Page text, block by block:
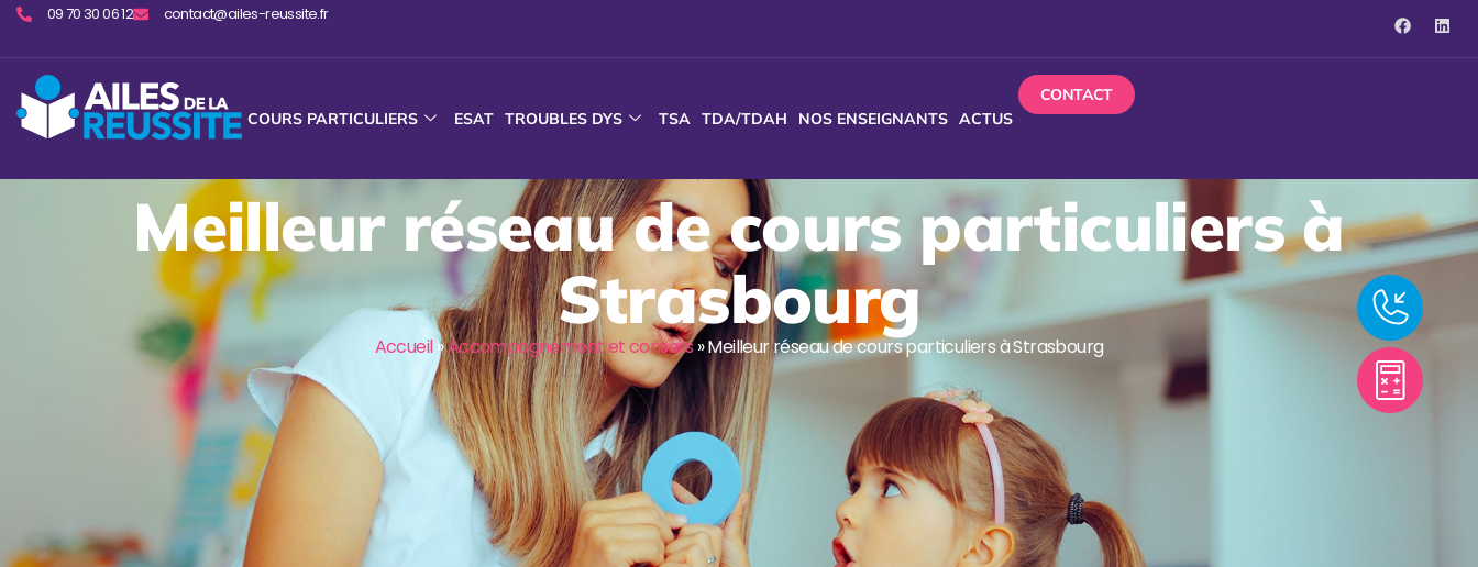
09 70 30 06 12 contact@ailes-reussite.fr
COURS PARTICULIERS ESAT TROUBLES DYS TSA TDA/TDAH NOS ENSEIGNANTS ACTUS
CONTACT
Meilleur réseau de cours particuliers à
Strasbourg
Accueil»Accompagnement et conseils»Meilleur réseau de cours particuliers à Strasbourg